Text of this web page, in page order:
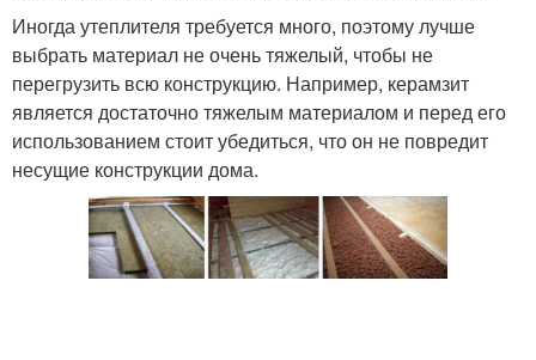
Иногда утеплителя требуется много, поэтому лучше
выбрать материал не очень тяжелый, чтобы не
перегрузить всю конструкцию. Например, керамзит
является достаточно тяжелым материалом и перед его
использованием стоит убедиться, что он не повредит
несущие конструкции дома.